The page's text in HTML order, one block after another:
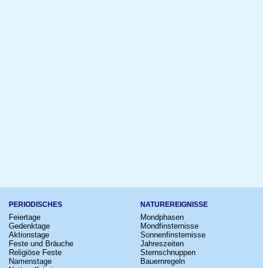
PERIODISCHES
Feiertage
Gedenktage
Aktionstage
Feste und Bräuche
Religiöse Feste
Namenstage
NATUREREIGNISSE
Mondphasen
Mondfinsternisse
Sonnenfinsternisse
Jahreszeiten
Sternschnuppen
Bauernregeln